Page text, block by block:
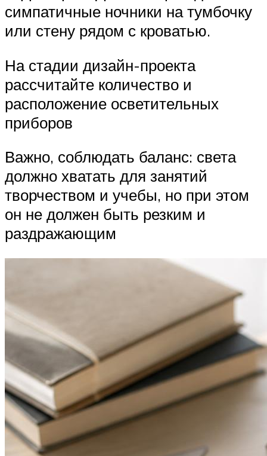
симпатичные ночники на тумбочку
или стену рядом с кроватью.
На стадии дизайн-проекта
рассчитайте количество и
расположение осветительных
приборов
Важно, соблюдать баланс: света
должно хватать для занятий
творчеством и учебы, но при этом
он не должен быть резким и
раздражающим